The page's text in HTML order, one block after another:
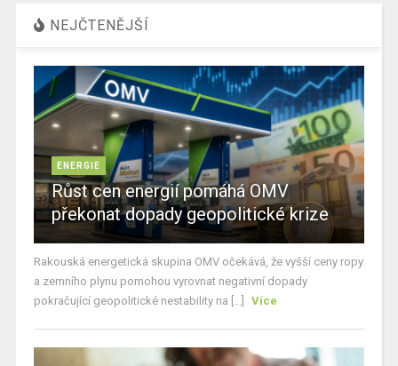
NEJČTENĚJŠÍ
ENERGIE
Růst cen energií pomáhá OMV
překonat dopady geopolitické krize
Rakouská energetická skupina OMV očekává, že vyšší ceny ropy
a zemního plynu pomohou vyrovnat negativní dopady
pokračující geopolitické nestability na [...]
Více